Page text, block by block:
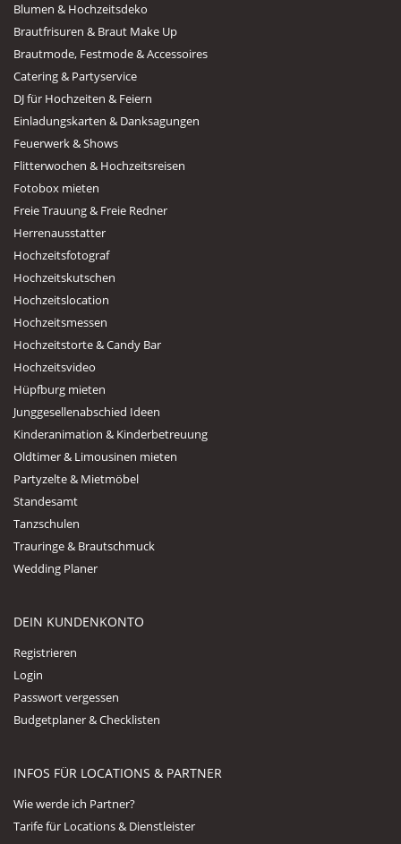
Blumen & Hochzeitsdeko
Brautfrisuren & Braut Make Up
Brautmode, Festmode & Accessoires
Catering & Partyservice
DJ für Hochzeiten & Feiern
Einladungskarten & Danksagungen
Feuerwerk & Shows
Flitterwochen & Hochzeitsreisen
Fotobox mieten
Freie Trauung & Freie Redner
Herrenausstatter
Hochzeitsfotograf
Hochzeitskutschen
Hochzeitslocation
Hochzeitsmessen
Hochzeitstorte & Candy Bar
Hochzeitsvideo
Hüpfburg mieten
Junggesellenabschied Ideen
Kinderanimation & Kinderbetreuung
Oldtimer & Limousinen mieten
Partyzelte & Mietmöbel
Standesamt
Tanzschulen
Trauringe & Brautschmuck
Wedding Planer
DEIN KUNDENKONTO
Registrieren
Login
Passwort vergessen
Budgetplaner & Checklisten
INFOS FÜR LOCATIONS & PARTNER
Wie werde ich Partner?
Tarife für Locations & Dienstleister